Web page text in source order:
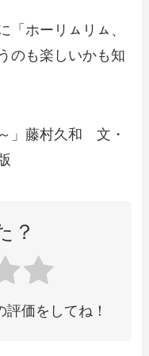
「ホーリㇺリㇺ、
のも楽しいかも知
」藤村久和 文・
？
価をしてね！